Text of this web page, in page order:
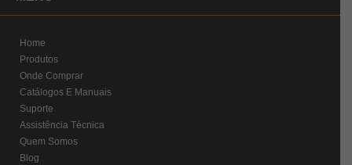
Home
Produtos
Onde Comprar
Catálogos E Manuais
Suporte
Assistência Técnica
Quem Somos
Blog